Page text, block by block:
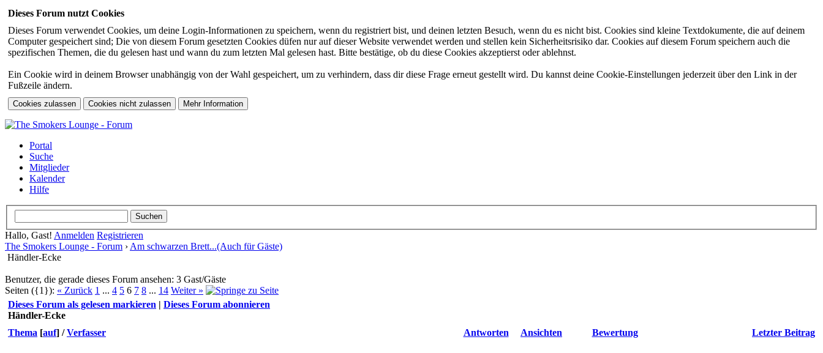
Dieses Forum nutzt Cookies
Dieses Forum verwendet Cookies, um deine Login-Informationen zu speichern, wenn du registriert bist, und deinen letzten Besuch, wenn du es nicht bist. Cookies sind kleine Textdokumente, die auf deinem
Computer gespeichert sind; Die von diesem Forum gesetzten Cookies düfen nur auf dieser Website verwendet werden und stellen kein Sicherheitsrisiko dar. Cookies auf diesem Forum speichern auch die
spezifischen Themen, die du gelesen hast und wann du zum letzten Mal gelesen hast. Bitte bestätige, ob du diese Cookies akzeptierst oder ablehnst.
Ein Cookie wird in deinem Browser unabhängig von der Wahl gespeichert, um zu verhindern, dass dir diese Frage erneut gestellt wird. Du kannst deine Cookie-Einstellungen jederzeit über den Link in der
Fußzeile ändern.
Portal
Suche
Mitglieder
Kalender
Hilfe
Hallo, Gast! Anmelden Registrieren
The Smokers Lounge - Forum › Am schwarzen Brett...(Auch für Gäste)
Händler-Ecke
Benutzer, die gerade dieses Forum ansehen: 3 Gast/Gäste
Seiten ({1}): « Zurück 1 ... 4 5 6 7 8 ... 14 Weiter »
Dieses Forum als gelesen markieren | Dieses Forum abonnieren
Händler-Ecke
Thema [auf] /Verfasser Antworten Ansichten Bewertung Letzter Beitrag